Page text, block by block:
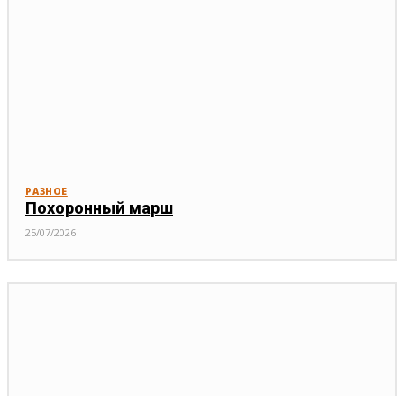
РАЗНОЕ
Похоронный марш
25/07/2026